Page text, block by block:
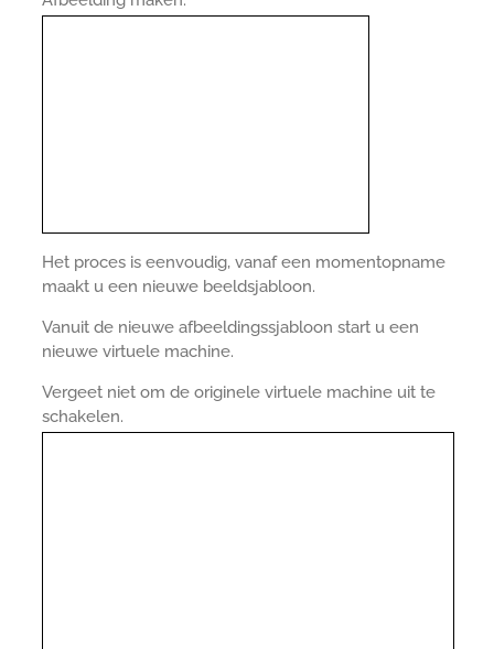
Het proces is eenvoudig, vanaf een momentopname
maakt u een nieuwe beeldsjabloon.
Vanuit de nieuwe afbeeldingssjabloon start u een
nieuwe virtuele machine.
Vergeet niet om de originele virtuele machine uit te
schakelen.